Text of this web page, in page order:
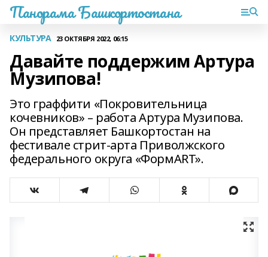
Панорама Башкортостана
КУЛЬТУРА 23 ОКТЯБРЯ 2022, 06:15
Давайте поддержим Артура
Музипова!
Это граффити «Покровительница
кочевников» – работа Артура Музипова.
Он представляет Башкортостан на
фестивале стрит-арта Приволжского
федерального округа «ФормART».